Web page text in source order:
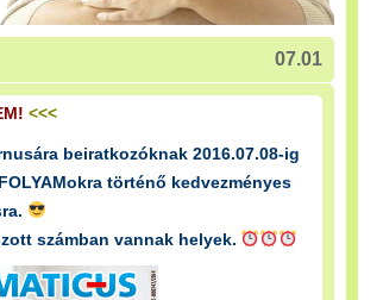
07.01
<<<
beiratkozóknak 2016.07.08-ig
történő kedvezményes
számban vannak helyek.